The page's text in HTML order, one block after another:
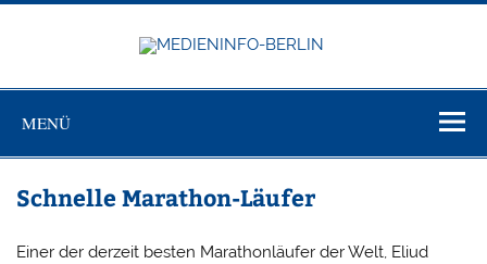
Zum
MENÜ
Schnelle Marathon-Läufer
Einer der derzeit besten Marathonläufer der Welt, Eliud